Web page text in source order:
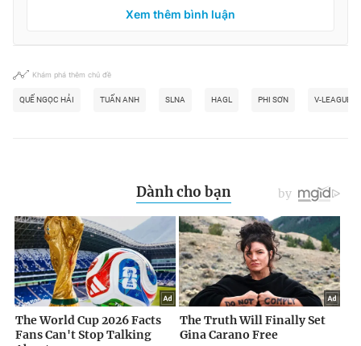
Xem thêm bình luận
Khám phá thêm chủ đề
QUẾ NGỌC HẢI TUẤN ANH SLNA HAGL PHI SƠN V-LEAGUE